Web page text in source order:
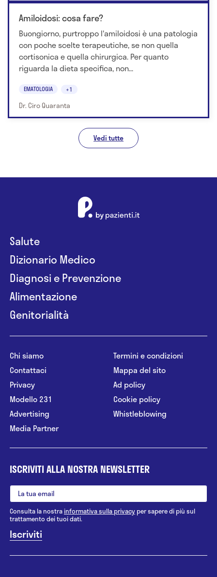
Amiloidosi: cosa fare?
Buongiorno, purtroppo l'amiloidosi è una patologia
con poche scelte terapeutiche, se non quella
cortisonica e quella chirurgica. Per quanto
riguarda la dieta specifica, non...
EMATOLOGIA +1
Dr. Ciro Quaranta
Vedi tutte
Salute
Dizionario Medico
Diagnosi e Prevenzione
Alimentazione
Genitorialità
Chi siamo
Contattaci
Privacy
Modello 231
Advertising
Media Partner
Termini e condizioni
Mappa del sito
Ad policy
Cookie policy
Whistleblowing
ISCRIVITI ALLA NOSTRA NEWSLETTER
Consulta la nostrainformativa sulla privacy per sapere di più sul
trattamento dei tuoi dati.